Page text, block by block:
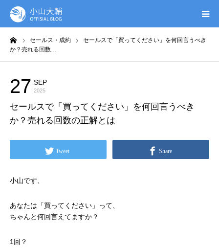
セールス・成約
セールスで「買ってください」を何回言うべき
か？売れる回数…
27 SEP
2025
セールスで「買ってください」を何回言うべき
か？売れる回数の正解とは
Tweet Share
小山です、
あなたは「買ってください」って、
ちゃんと何回言えてますか？
1回？
UTAGE(ウタゲ)
無料ガイドブック
オンシク本
プロフィール